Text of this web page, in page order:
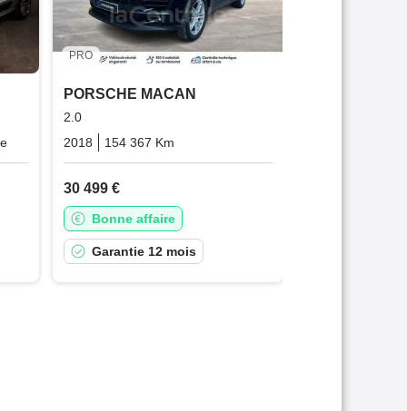
Essence
PRO
PORSCHE MACAN
2.0
2018
154 367 Km
30 499 €
Bonne affaire
Garantie 12 mois